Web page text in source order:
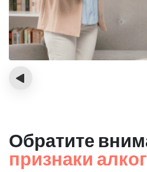
‹
Обратите
признаки